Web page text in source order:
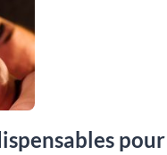
pour